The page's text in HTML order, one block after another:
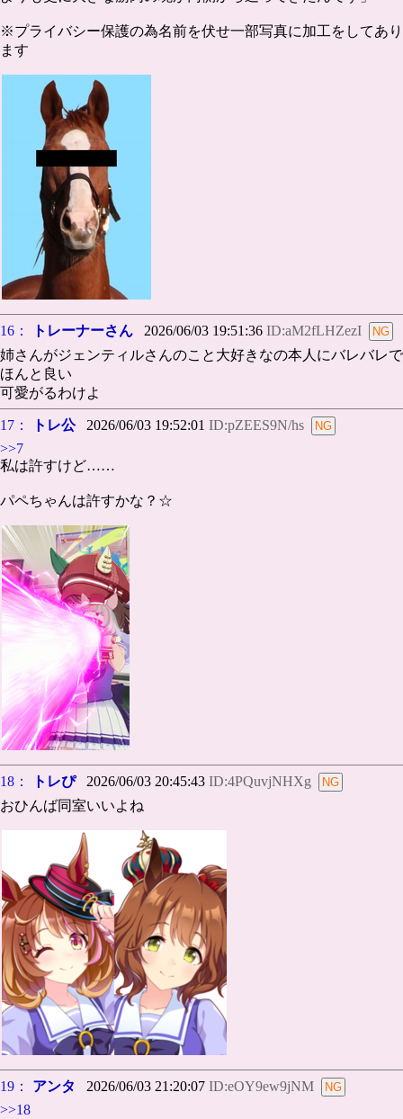
※プライバシー保護の為名前を伏せ一部写真に加工をしてあり
ます
16： トレーナーさん 2026/06/03 19:51:36 ID:aM2fLHZezI
姉さんがジェンティルさんのこと大好きなの本人にバレバレで
ほんと良い
可愛がるわけよ
17： トレ公2026/06/03 19:52:01 ID:pZEES9N/hs
>>7
私は許すけど……
パペちゃんは許すかな？☆
18： トレぴ2026/06/03 20:45:43 ID:4PQuvjNHXg
おひんば同室いいよね
19： アンタ 2026/06/03 21:20:07 ID:eOY9ew9jNM
>>18